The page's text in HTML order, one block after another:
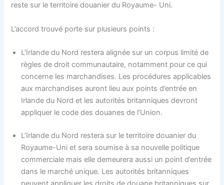
reste sur le territoire douanier du Royaume- Uni.
L’accord trouvé porte sur plusieurs points :
L’Irlande du Nord restera alignée sur un corpus limité de
règles de droit communautaire, notamment pour ce qui
concerne les marchandises. Les procédures applicables
aux marchandises auront lieu aux points d’entrée en
Irlande du Nord et les autorités britanniques devront
appliquer le code des douanes de l’Union.
L’Irlande du Nord restera sur le territoire douanier du
Royaume-Uni et sera soumise à sa nouvelle politique
commerciale mais elle demeurera aussi un point d’entrée
dans le marché unique. Les autorités britanniques